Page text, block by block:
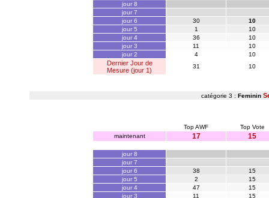
jour 8
jour 7
jour 6
30
10
jour 5
1
10
jour 4
36
10
jour 3
11
10
jour 2
4 10
Dernier Jour de
Mesure (jour 1)
31 10
catégorie 3 : Feminin
Top AWF
Top Vote
maintenant
17 15
jour 8
jour 7
jour 6
38
15
jour 5
2
15
jour 4
47
15
jour 3
11
15